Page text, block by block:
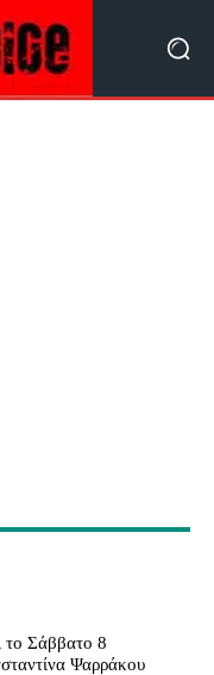
το Σάββατο 8
Ψαρράκου